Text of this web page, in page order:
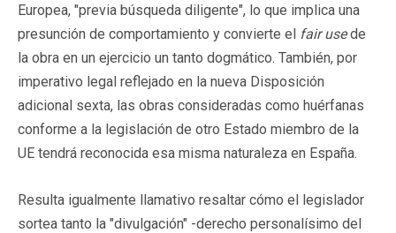
Europea, "previa búsqueda diligente", lo que implica una
presunción de comportamiento y convierte el fair usede
la obra en un ejercicio un tanto dogmático. También, por
imperativo legal reflejado en la nueva Disposición
adicional sexta, las obras consideradas como huérfanas
conforme a la legislación de otro Estado miembro de la
UE tendrá reconocida esa misma naturaleza en España.
Resulta igualmente llamativo resaltar cómo el legislador
sortea tanto la "divulgación" -derecho personalísimo del